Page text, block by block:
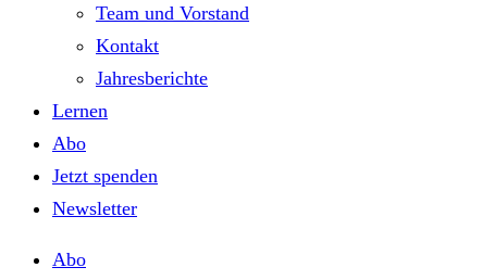
Team und Vorstand
Kontakt
Jahresberichte
Lernen
Abo
Jetzt spenden
Newsletter
Abo